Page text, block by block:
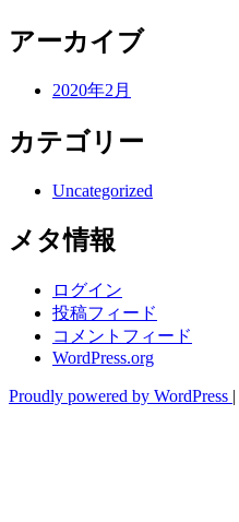
アーカイブ
2020年2月
カテゴリー
Uncategorized
メタ情報
ログイン
投稿フィード
コメントフィード
WordPress.org
Proudly powered by WordPress |